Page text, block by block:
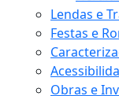
Lendas e
Festas e
Obras e